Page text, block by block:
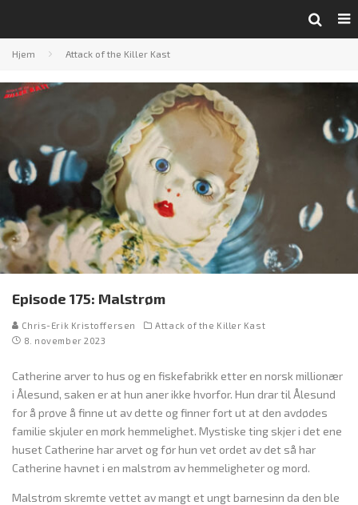
Hjem Attack of the Killer Kast
Episode 175: Malstrøm
Chris-Erik Kristoffersen
Attack of the Killer Kast
8. november 2023
Catherine arver to hus og en fiskefabrikk etter en norsk millionær
i Ålesund, saken er at hun aner ikke hvorfor. Hun drar til Ålesund
for å prøve å finne ut av dette og finner fort ut at den avdødes
familie skjuler en mørk hemmelighet. Mystiske ting skjer i det ene
huset Catherine har arvet og før hun vet ordet av det så har
Catherine havnet i en malstrøm av hemmeligheter og mord.
Malstrøm skremte vettet av mangt et ungt barnesinn da den ble